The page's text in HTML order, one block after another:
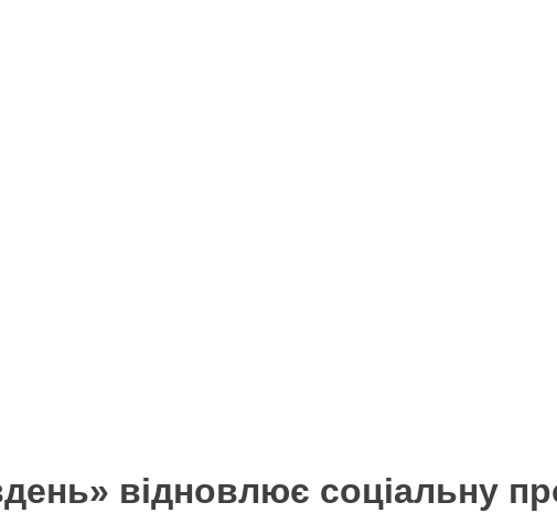
відновлює соціальну